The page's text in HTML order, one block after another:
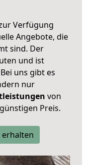
Verfügung
Angebote, die
sind. Der
und ist
uns gibt es
nur
von
Preis.
erhalten